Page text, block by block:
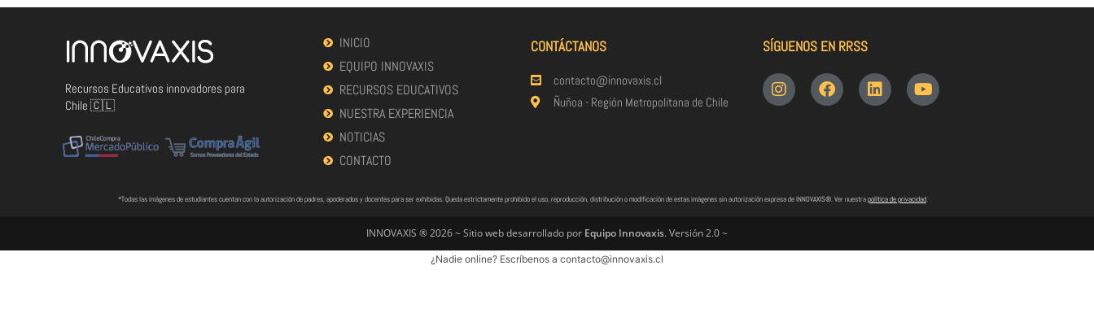
Recursos Educativos innovadores para
Chile 🇨🇱
INICIO
EQUIPO INNOVAXIS
RECURSOS EDUCATIVOS
NUESTRA EXPERIENCIA
NOTICIAS
CONTACTO
CONTÁCTANOS
contacto@innovaxis.cl
Ñuñoa - Región Metropolitana de Chile
SÍGUENOS EN RRSS
*Todas las imágenes de estudiantes cuentan con la autorización de padres, apoderados y docentes para ser exhibidas. Queda estrictamente prohibido el uso, reproducción, distribución o modificación de estas imágenes sin autorización expresa de INNOVAXIS®. Ver nuestrapolítica de privacidad.
INNOVAXIS ® 2026 ~ Sitio web desarrollado por Equipo Innovaxis. Versión 2.0 ~
¿Nadie online? Escríbenos a contacto@innovaxis.cl